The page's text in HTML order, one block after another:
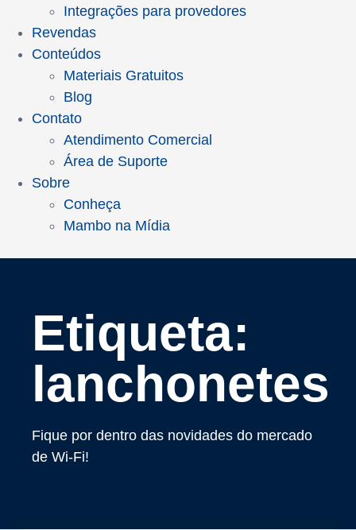
Integrações para provedores
Revendas
Conteúdos
Materiais Gratuitos
Blog
Contato
Atendimento Comercial
Área de Suporte
Sobre
Conheça
Mambo na Mídia
Etiqueta:
lanchonetes
Fique por dentro das novidades do mercado
de Wi-Fi!